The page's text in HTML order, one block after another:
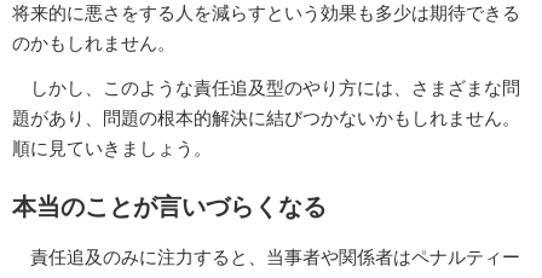
将来的に悪さをする人を減らすという効果も多少は期待できる
のかもしれません。
しかし、このような責任追及型のやり方には、さまざまな問
題があり、問題の根本的解決に結びつかないかもしれません。
順に見ていきましょう。
本当のことが言いづらくなる
責任追及のみに注力すると、当事者や関係者はペナルティー